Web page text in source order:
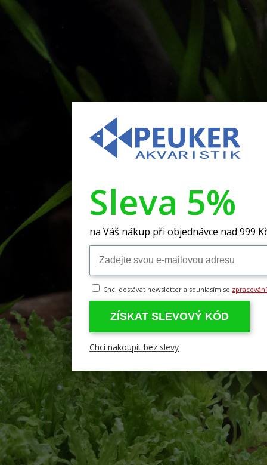
Sleva 5%
na Váš nákup při objednávce nad 999
Chci dostávat newsletter a souhlasím se
ZÍSKAT SLEVOVÝ KÓD
Chci nakoupit bez slevy